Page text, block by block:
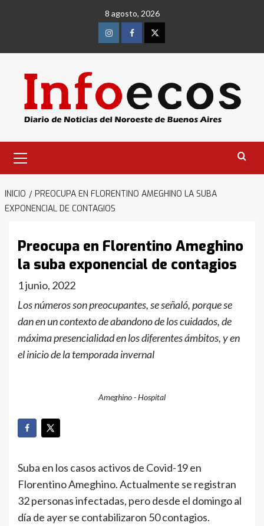
8 agosto, 2026
InstagramFacebookTwitter
primario
INICIO
PREOCUPA EN FLORENTINO AMEGHINO LA SUBA
EXPONENCIAL DE CONTAGIOS
Preocupa en Florentino Ameghino
la suba exponencial de contagios
1 junio, 2022
Los números son preocupantes, se señaló, porque se
dan en un contexto de abandono de los cuidados, de
máxima presencialidad en los diferentes ámbitos, y en
el inicio de la temporada invernal
Ameghino - Hospital
Suba en los casos activos de Covid-19 en
Florentino Ameghino. Actualmente se registran
32 personas infectadas, pero desde el domingo al
día de ayer se contabilizaron 50 contagios.